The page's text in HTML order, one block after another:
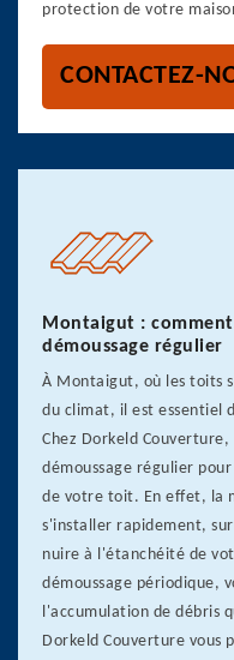
protection de votre
CONTACTEZ-
Montaigut :
démoussage régulier
À Montaigut, où les toits
du climat, il est essentiel
Chez Dorkeld
démoussage régulier
de votre toit. En effet, la
s'installer rapidement,
nuire à l'étanchéité de
démoussage périodique,
l'accumulation de débris
Dorkeld Couverture vous